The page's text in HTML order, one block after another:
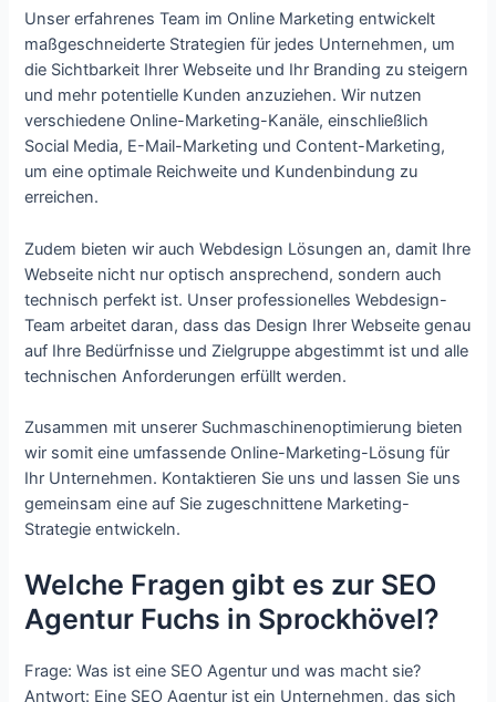
Unser erfahrenes Team im Online Marketing entwickelt
maßgeschneiderte Strategien für jedes Unternehmen, um
die Sichtbarkeit Ihrer Webseite und Ihr Branding zu steigern
und mehr potentielle Kunden anzuziehen. Wir nutzen
verschiedene Online-Marketing-Kanäle, einschließlich
Social Media, E-Mail-Marketing und Content-Marketing,
um eine optimale Reichweite und Kundenbindung zu
erreichen.
Zudem bieten wir auch Webdesign Lösungen an, damit Ihre
Webseite nicht nur optisch ansprechend, sondern auch
technisch perfekt ist. Unser professionelles Webdesign-
Team arbeitet daran, dass das Design Ihrer Webseite genau
auf Ihre Bedürfnisse und Zielgruppe abgestimmt ist und alle
technischen Anforderungen erfüllt werden.
Zusammen mit unserer Suchmaschinenoptimierung bieten
wir somit eine umfassende Online-Marketing-Lösung für
Ihr Unternehmen. Kontaktieren Sie uns und lassen Sie uns
gemeinsam eine auf Sie zugeschnittene Marketing-
Strategie entwickeln.
Welche Fragen gibt es zur SEO
Agentur Fuchs in Sprockhövel?
Frage: Was ist eine SEO Agentur und was macht sie?
Antwort: Eine SEO Agentur ist ein Unternehmen, das sich